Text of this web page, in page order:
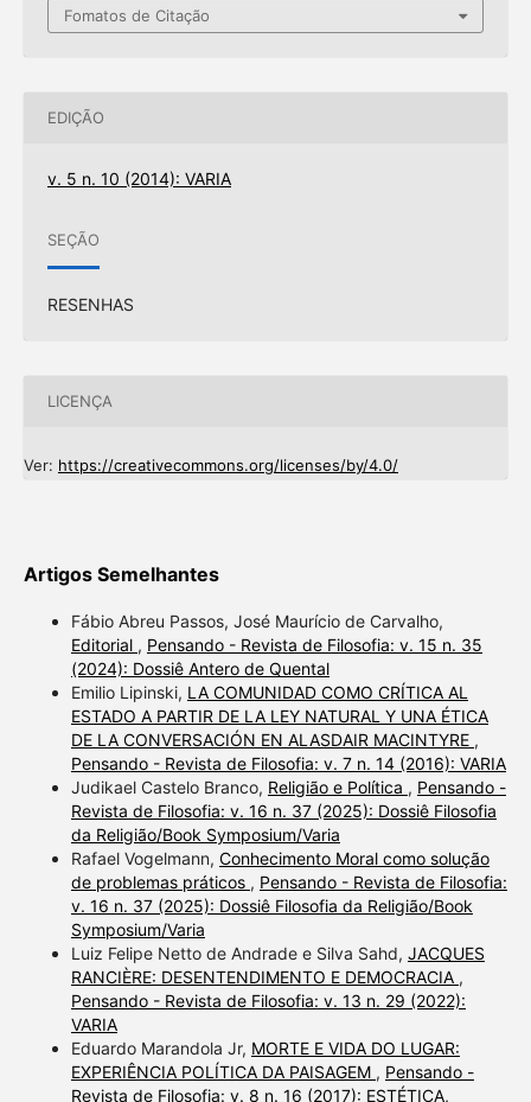
Fomatos de Citação
EDIÇÃO
v. 5 n. 10 (2014): VARIA
SEÇÃO
RESENHAS
LICENÇA
Ver: https://creativecommons.org/licenses/by/4.0/
Artigos Semelhantes
Fábio Abreu Passos, José Maurício de Carvalho,
Editorial , Pensando - Revista de Filosofia: v. 15 n. 35
(2024): Dossiê Antero de Quental
Emilio Lipinski, LA COMUNIDAD COMO CRÍTICA AL
ESTADO A PARTIR DE LA LEY NATURAL Y UNA ÉTICA
DE LA CONVERSACIÓN EN ALASDAIR MACINTYRE ,
Pensando - Revista de Filosofia: v. 7 n. 14 (2016): VARIA
Judikael Castelo Branco, Religião e Política , Pensando -
Revista de Filosofia: v. 16 n. 37 (2025): Dossiê Filosofia
da Religião/Book Symposium/Varia
Rafael Vogelmann, Conhecimento Moral como solução
de problemas práticos , Pensando - Revista de Filosofia:
v. 16 n. 37 (2025): Dossiê Filosofia da Religião/Book
Symposium/Varia
Luiz Felipe Netto de Andrade e Silva Sahd, JACQUES
RANCIÈRE: DESENTENDIMENTO E DEMOCRACIA ,
Pensando - Revista de Filosofia: v. 13 n. 29 (2022):
VARIA
Eduardo Marandola Jr, MORTE E VIDA DO LUGAR:
EXPERIÊNCIA POLÍTICA DA PAISAGEM , Pensando -
Revista de Filosofia: v. 8 n. 16 (2017): ESTÉTICA,